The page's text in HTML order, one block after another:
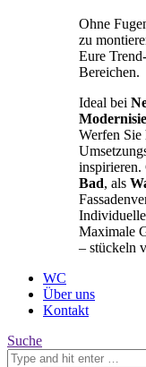
Ohne
zu
Eure
Bereichen.
Ideal bei
Werfen
inspirieren.
Bad, als
Maximale
– stückeln
WC
Über uns
Kontakt
Search:
Suche